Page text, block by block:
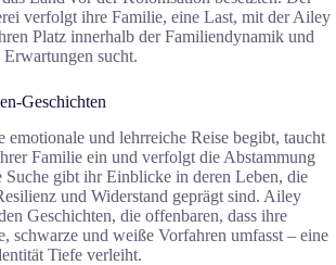
verfolgt ihre Familie, eine Last, mit der Ailey
Platz innerhalb der Familiendynamik und
sucht.
Geschichten
und lehrreiche Reise begibt, taucht
Familie ein und verfolgt die Abstammung
Suche gibt ihr Einblicke in deren Leben, die
und Widerstand geprägt sind. Ailey
Geschichten, die offenbaren, dass ihre
schwarze und weiße Vorfahren umfasst – eine
Tiefe verleiht.